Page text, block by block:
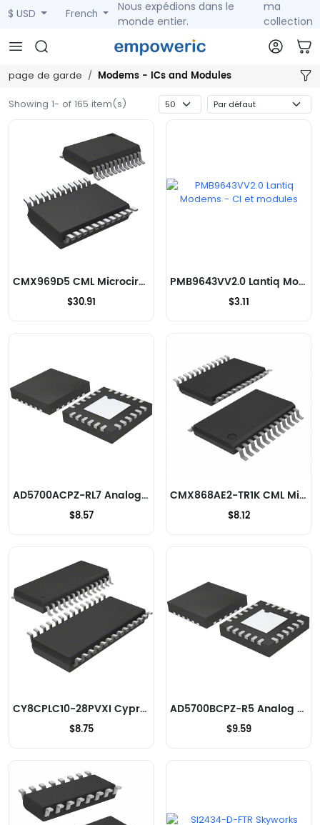
$ USD French
Nous expédions dans le
monde entier.
ma
collection
page de garde Modems - ICs and Modules
Showing 1- of 165 item(s)
CMX969D5 CML Microcircuits Modems - CI et modules
$30.91
PMB9643VV2.0 Lantiq Modems - CI et modules
$3.11
AD5700ACPZ-RL7 Analog Devices Inc. Modems - CI et modules
$8.57
CMX868AE2-TR1K CML Microcircuits Modems - CI et modules
$8.12
CY8CPLC10-28PVXI Cypress Semiconductor Corp Modems - CI et modules
$8.75
AD5700BCPZ-R5 Analog Devices Inc. Modems - CI et modules
$9.59